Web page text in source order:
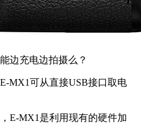
边充电边拍摄么？
MX1可从直接USB接口取电
E-MX1是利用现有的硬件加